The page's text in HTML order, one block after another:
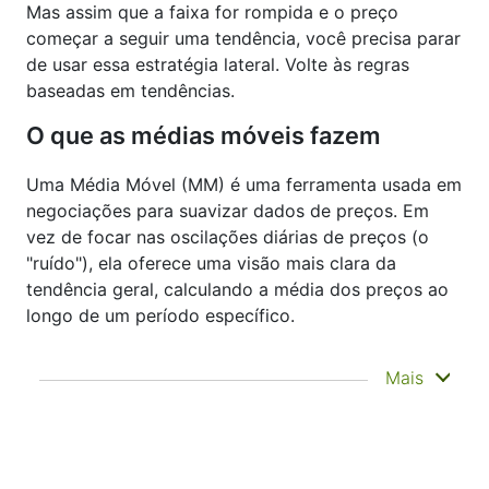
Mas assim que a faixa for rompida e o preço
começar a seguir uma tendência, você precisa parar
de usar essa estratégia lateral. Volte às regras
baseadas em tendências.
O que as médias móveis fazem
Uma Média Móvel (MM) é uma ferramenta usada em
negociações para suavizar dados de preços. Em
vez de focar nas oscilações diárias de preços (o
"ruído"), ela oferece uma visão mais clara da
tendência geral, calculando a média dos preços ao
longo de um período específico.
Ele não prevê para onde os preços irão em
Mais